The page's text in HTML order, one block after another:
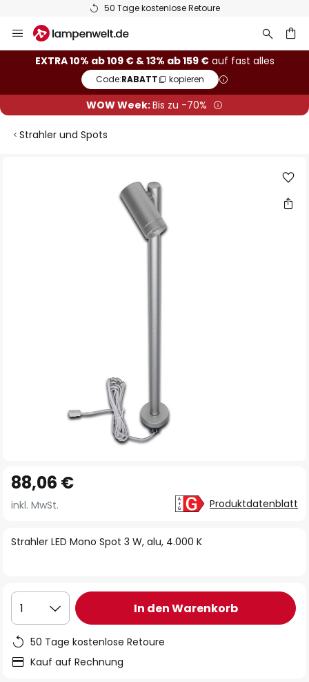
50 Tage kostenlose Retoure
Inhalt
springen
EXTRA 10% ab 109 € & 13% ab 159 €auf fast alles
Code:RABATT kopieren
WOW Week:Bis zu -70%
Strahler und Spots
Anfang
der
springen
Strahler LED Mono Spot 3 W, alu, 4.000 K
88,06 €
inkl. MwSt. Produktdatenblatt
1 In den Warenkorb
50 Tage kostenlose Retoure
Kauf auf Rechnung